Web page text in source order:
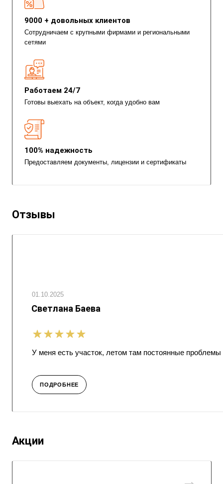
9000 + довольных клиентов
Сотрудничаем с крупными фирмами и региональными
сетями
Работаем 24/7
Готовы выехать на объект, когда удобно вам
100% надежность
Предоставляем документы, лицензии и сертификаты
Отзывы
01.10.2025
Светлана Баева
У меня есть участок, летом там постоянные
ПОДРОБНЕЕ
Акции